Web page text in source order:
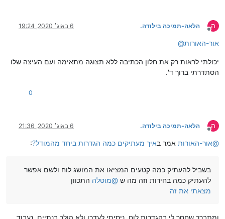
ה
מנותק
הלאה-תמיכה בילודה. 6 באוג׳ 2020, 19:24
@אור-האורות
יכולתי לראות רק את חלון הכתיבה ללא תצוגה מתאימה ועם העיצה שלו
הסתדרתי ברוך ד'.
0
ה
מנותק
הלאה-תמיכה בילודה. 6 באוג׳ 2020, 21:36
@אור-האורות אמר באיך מעתיקים כמה הגדרות ביחד מהמודל?:
בשביל להעתיק כמה קטעים המציאו את המושג לוח ולשם אפשר
להעתיק כמה בחירות וזה מה ש @מוטלה התכוון
מצאתי את זה
ומתברר שחסר לי בהגדרות לוח. ניסיתי לעדכן ולא הולך בנתיים. נעבוד